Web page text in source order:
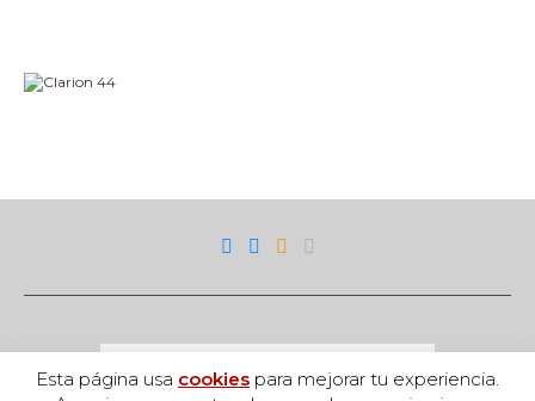
Esta página usa cookies para mejorar tu experiencia.